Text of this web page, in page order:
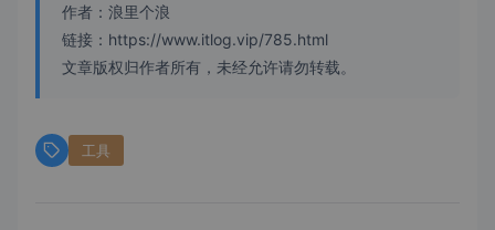
作者：浪里个浪
链接：https://www.itlog.vip/785.html
文章版权归作者所有，未经允许请勿转载。
工具